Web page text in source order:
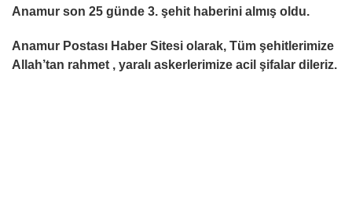
Anamur son 25 günde 3. şehit haberini almış oldu.
Anamur Postası Haber Sitesi olarak, Tüm şehitlerimize
Allah’tan rahmet , yaralı askerlerimize acil şifalar dileriz.